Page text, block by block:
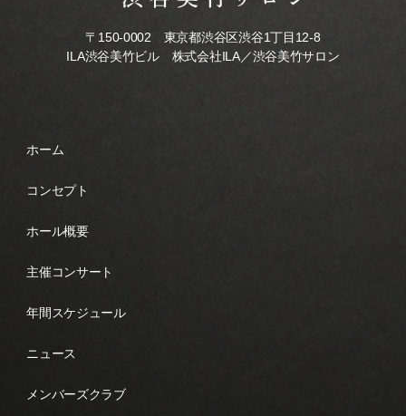
〒150-0002 東京都渋谷区渋谷1丁目12-8
ILA渋谷美竹ビル 株式会社ILA／渋谷美竹サロン
ホーム
コンセプト
ホール概要
主催コンサート
年間スケジュール
ニュース
メンバーズクラブ